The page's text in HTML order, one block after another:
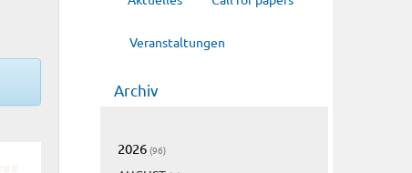
Veranstaltungen
Archiv
2026 (96)